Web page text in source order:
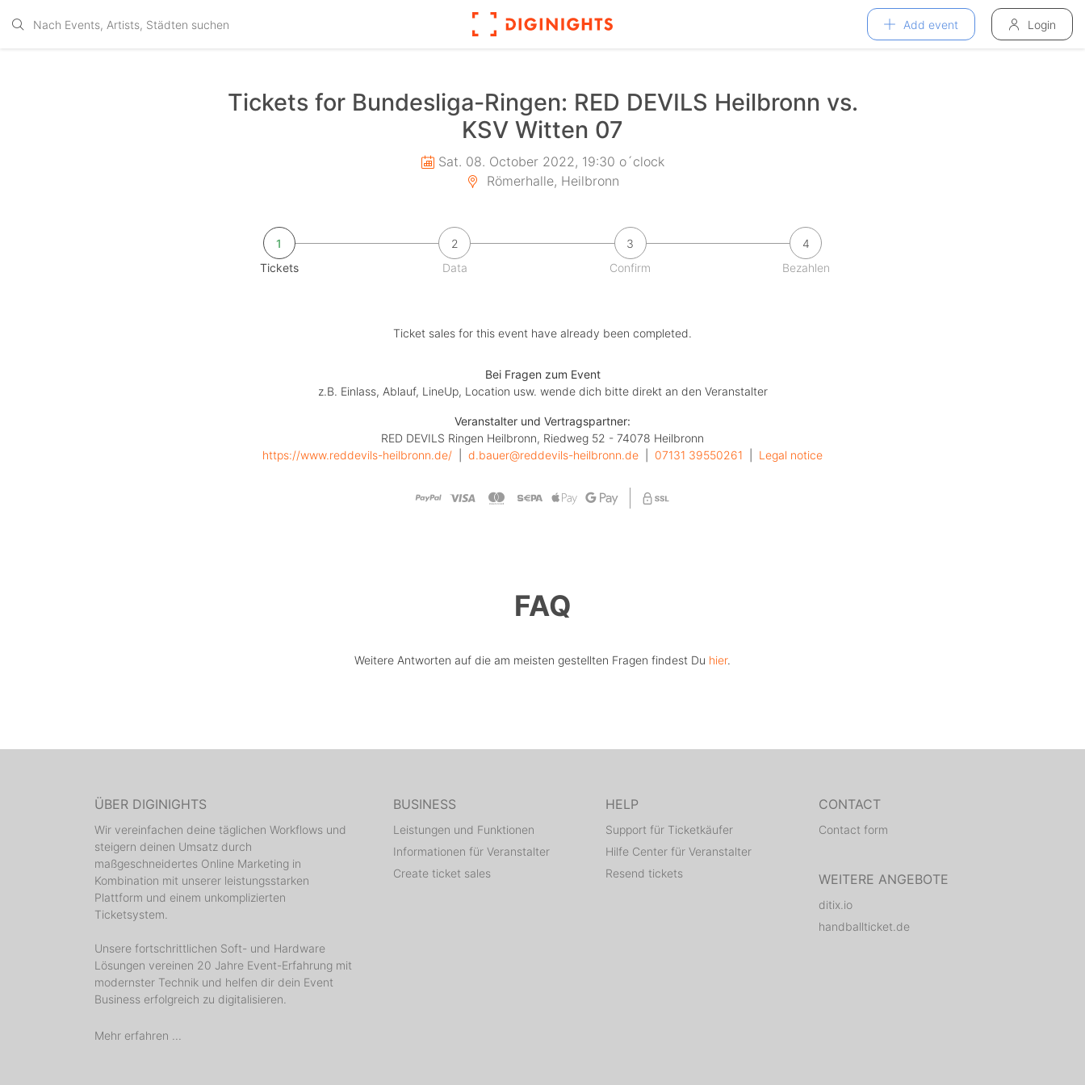
Add event Login
Tickets for Bundesliga-Ringen: RED DEVILS Heilbronn vs.
KSV Witten 07
Sat. 08. October 2022, 19:30 o´clock
Römerhalle, Heilbronn
1
Tickets
2
Data
3
Confirm
4
Bezahlen
Ticket sales for this event have already been completed.
Bei Fragen zum Event
z.B. Einlass, Ablauf, LineUp, Location usw. wende dich bitte direkt an den Veranstalter
Veranstalter und Vertragspartner:
RED DEVILS Ringen Heilbronn, Riedweg 52 - 74078 Heilbronn
https://www.reddevils-heilbronn.de/
d.bauer@reddevils-heilbronn.de 07131 39550261 Legal notice
FAQ
Weitere Antworten auf die am meisten gestellten Fragen findest Du hier.
ÜBER DIGINIGHTS
Wir vereinfachen deine täglichen Workflows und
steigern deinen Umsatz durch
maßgeschneidertes Online Marketing in
Kombination mit unserer leistungsstarken
Plattform und einem unkomplizierten
Ticketsystem.
Unsere fortschrittlichen Soft- und Hardware
Lösungen vereinen 20 Jahre Event-Erfahrung mit
modernster Technik und helfen dir dein Event
Business erfolgreich zu digitalisieren.
Mehr erfahren ...
BUSINESS
Leistungen und Funktionen
Informationen für Veranstalter
Create ticket sales
HELP
Support für Ticketkäufer
Hilfe Center für Veranstalter
Resend tickets
CONTACT
Contact form
WEITERE ANGEBOTE
ditix.io
handballticket.de